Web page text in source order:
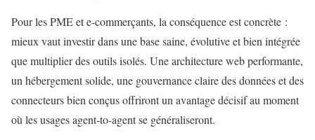
Pour les PME et e-commerçants, la conséquence est concrète :
mieux vaut investir dans une base saine, évolutive et bien intégrée
que multiplier des outils isolés. Une architecture web performante,
un hébergement solide, une gouvernance claire des données et des
connecteurs bien conçus offriront un avantage décisif au moment
où les usages agent-to-agent se généraliseront.